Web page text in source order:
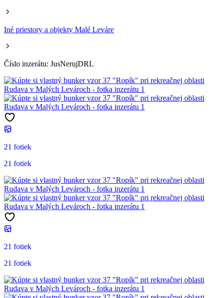
Iné priestory a objekty Malé Leváre
Číslo inzerátu: JusNerujDRL
21 fotiek
21 fotiek
21 fotiek
21 fotiek